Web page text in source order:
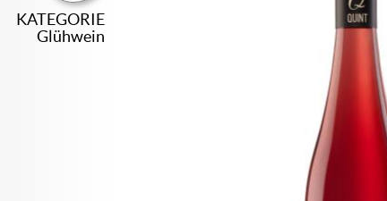
KATEGORIE
Glühwein